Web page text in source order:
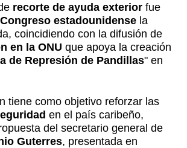
recorte de ayuda exterior fue
Congreso estadounidense la
coincidiendo con la difusión de
en la ONU que apoya la creación
de Represión de Pandillas" en
tiene como objetivo reforzar las
en el país caribeño,
del secretario general de
Guterres, presentada en